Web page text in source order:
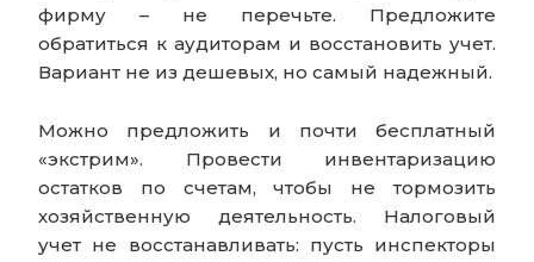
фирму – не перечьте. Предложите
обратиться к аудиторам и восстановить учет.
Вариант не из дешевых, но самый надежный.
Можно предложить и почти бесплатный
«экстрим». Провести инвентаризацию
остатков по счетам, чтобы не тормозить
хозяйственную деятельность. Налоговый
учет не восстанавливать: пусть инспекторы